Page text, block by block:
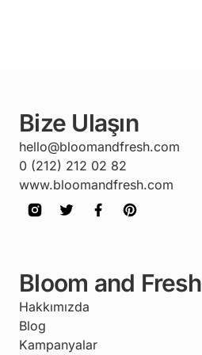
Bize Ulaşın
hello@bloomandfresh.com
0 (212) 212 02 82
www.bloomandfresh.com
Bloom and Fresh
Hakkımızda
Blog
Kampanyalar